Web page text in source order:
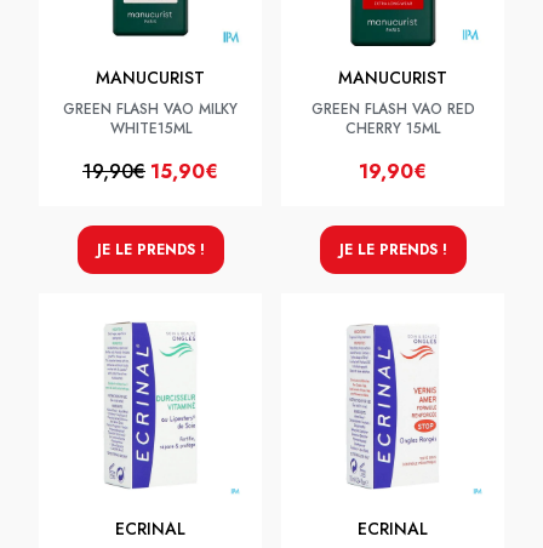
MANUCURIST
GREEN FLASH VAO MILKY
WHITE15ML
19,90€ 15,90€
JE LE PRENDS !
MANUCURIST
GREEN FLASH VAO RED
CHERRY 15ML
19,90€
JE LE PRENDS !
ECRINAL ECRINAL